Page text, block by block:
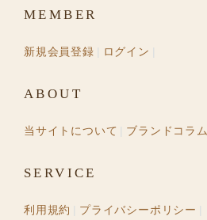
MEMBER
新規会員登録 ログイン
ABOUT
当サイトについて ブランドコラム
SERVICE
利用規約 プライバシーポリシー